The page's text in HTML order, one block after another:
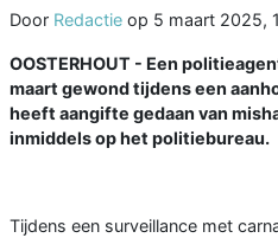
Door Redactie op 5 maart 2025,
OOSTERHOUT - Een
maart gewond tijdens een
heeft aangifte gedaan van
inmiddels op het politiebureau.
Tijdens een surveillance met